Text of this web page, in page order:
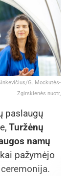
G. Mockutės-
Zgirskienės nuotr,
paslaugų
Turžėnų
namų
pažymėjo